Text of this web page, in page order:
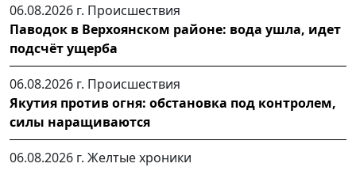
06.08.2026 г. Происшествия
Паводок в Верхоянском районе: вода ушла, идет
подсчёт ущерба
06.08.2026 г. Происшествия
Якутия против огня: обстановка под контролем,
силы наращиваются
06.08.2026 г. Желтые хроники